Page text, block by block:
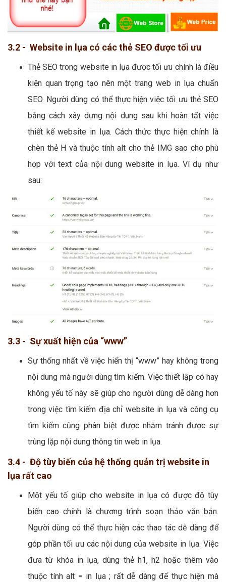
3.2 - Website in lụa có các thẻ SEO được tối ưu
Thẻ SEO trong website in lụa được tối ưu chính là điều
kiện quan trọng tạo nên một trang web in lụa chuẩn
SEO. Người dùng có thể thực hiện việc tối ưu thẻ SEO
bằng cách xây dựng nội dung sau khi hoàn tất việc
thiết kế website in lụa. Cách thức thực hiện chính là
chèn thẻ H và thuộc tính alt cho thẻ IMG sao cho phù
hợp với text của nội dung website in lụa. Ví dụ như
sau:
3.3 - Sự xuất hiện của “www”
Sự thống nhất về việc hiển thị “www” hay không trong
nội dung mà người dùng tìm kiếm. Việc thiết lập có hay
không yếu tố này sẽ giúp cho người dùng dễ dàng hơn
trong việc tìm kiếm địa chỉ website in lụa và công cụ
tìm kiếm cũng phân biệt được nhằm tránh được sự
trùng lặp nội dung thông tin web in lụa.
3.4 - Độ tùy biến của hệ thống quản trị website in
lụa rất cao
Một yếu tố giúp cho website in lụa có được độ tùy
biến cao chính là chương trình soạn thảo văn bản.
Người dùng có thể thực hiện các thao tác dễ dàng để
góp phần tối ưu các nội dung của website in lụa. Việc
đưa từ khóa in lụa, dùng thẻ h1, h2 hoặc thêm vào
thuộc tính alt = in lụa ; rất dễ dàng để thực hiện mà